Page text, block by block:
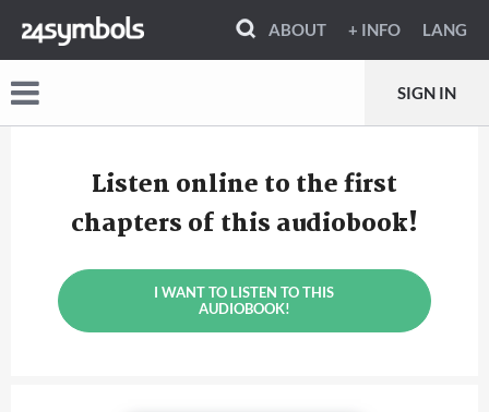
ABOUT + INFO LANG
SIGN IN
Listen online to the first
chapters of this audiobook!
I WANT TO LISTEN TO THIS
AUDIOBOOK!